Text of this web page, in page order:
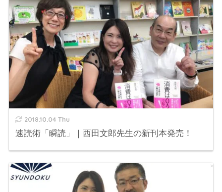
2018.10.04 Thu
速読術「瞬読」｜西田文郎先生の新刊本発売！